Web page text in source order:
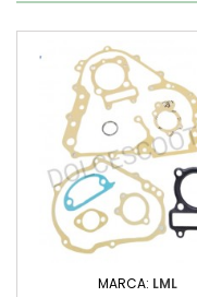
MARCA: LML